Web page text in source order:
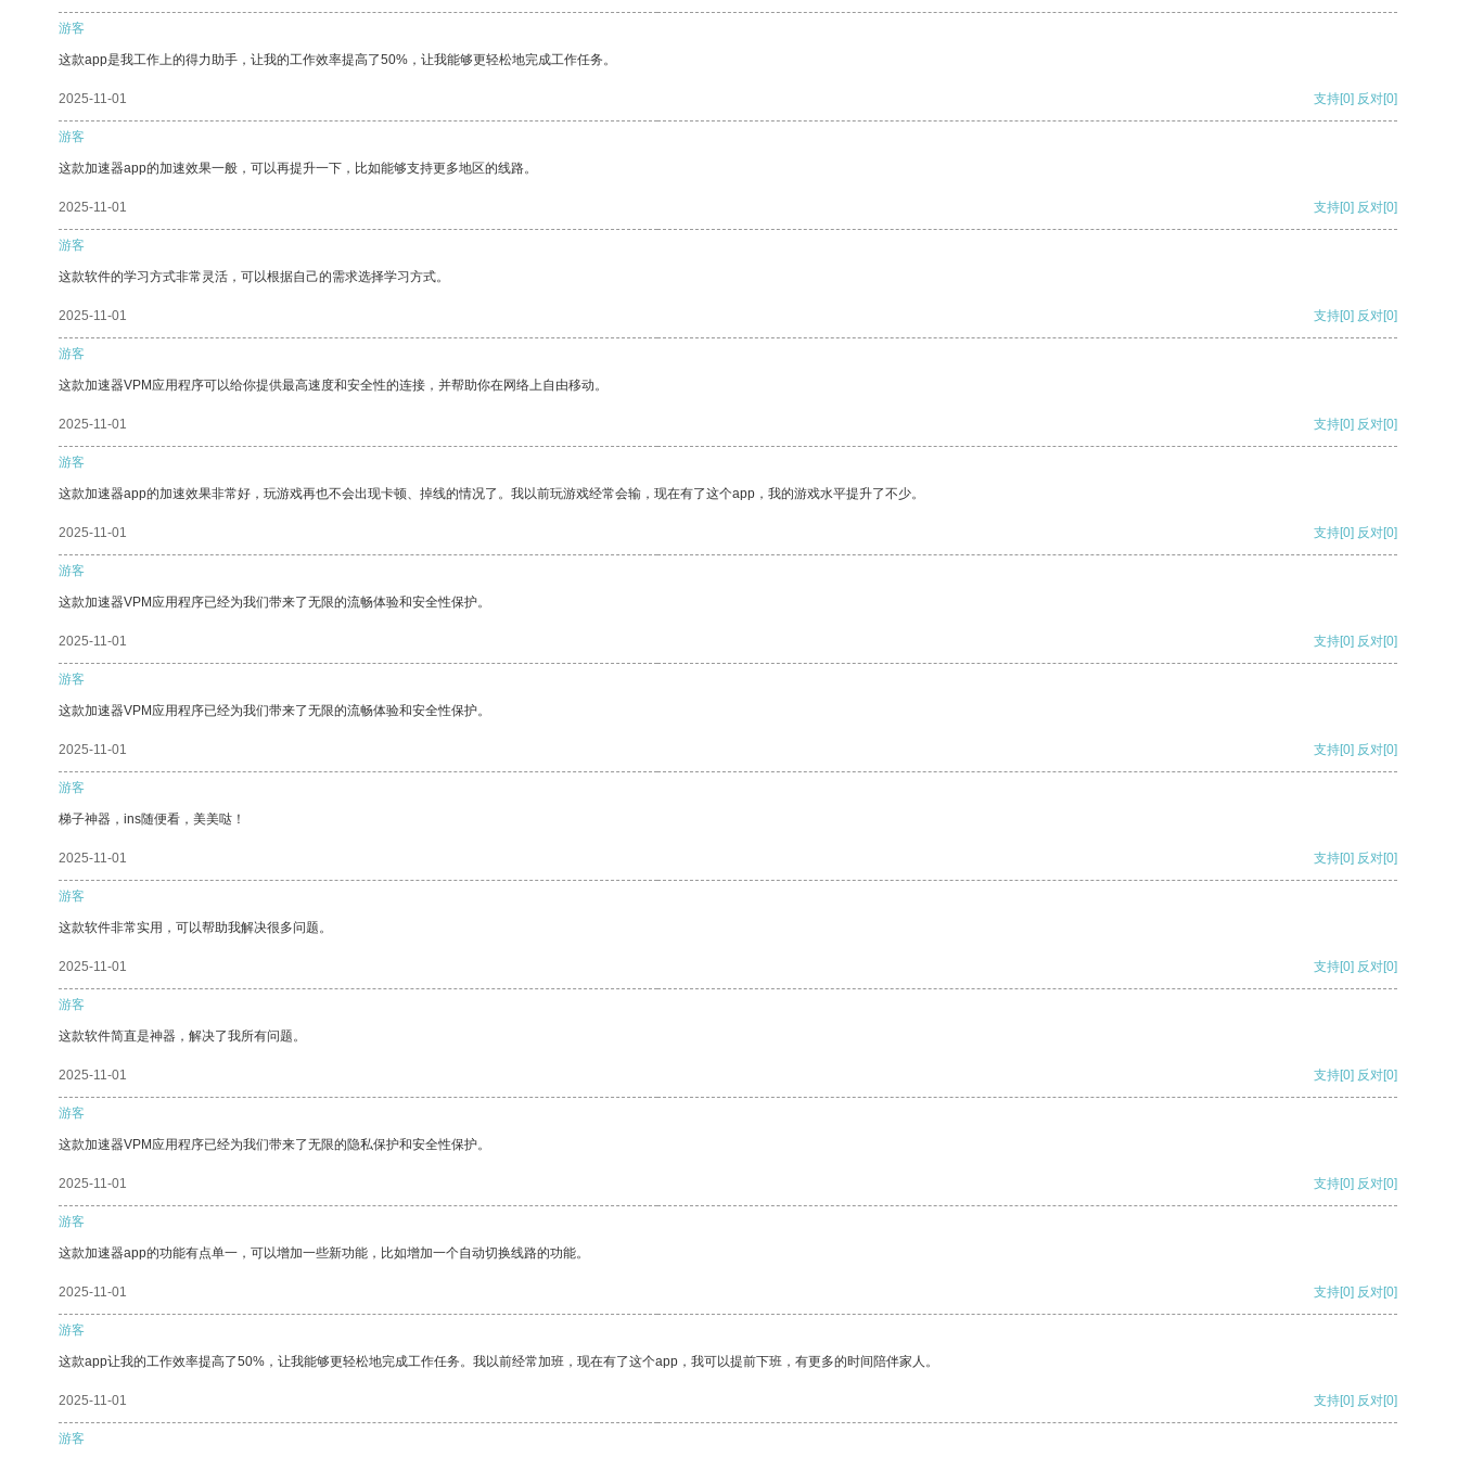
游客
这款app是我工作上的得力助手，让我的工作效率提高了50%，让我能够更轻松地完成工作任务。
2025-11-01 支持[0] 反对[0]
游客
这款加速器app的加速效果一般，可以再提升一下，比如能够支持更多地区的线路。
2025-11-01 支持[0] 反对[0]
游客
这款软件的学习方式非常灵活，可以根据自己的需求选择学习方式。
2025-11-01 支持[0] 反对[0]
游客
这款加速器VPM应用程序可以给你提供最高速度和安全性的连接，并帮助你在网络上自由移动。
2025-11-01 支持[0] 反对[0]
游客
这款加速器app的加速效果非常好，玩游戏再也不会出现卡顿、掉线的情况了。我以前玩游戏经常会输，现在有了这个app，我的游戏水平提升了不少。
2025-11-01 支持[0] 反对[0]
游客
这款加速器VPM应用程序已经为我们带来了无限的流畅体验和安全性保护。
2025-11-01 支持[0] 反对[0]
游客
这款加速器VPM应用程序已经为我们带来了无限的流畅体验和安全性保护。
2025-11-01 支持[0] 反对[0]
游客
梯子神器，ins随便看，美美哒！
2025-11-01 支持[0] 反对[0]
游客
这款软件非常实用，可以帮助我解决很多问题。
2025-11-01 支持[0] 反对[0]
游客
这款软件简直是神器，解决了我所有问题。
2025-11-01 支持[0] 反对[0]
游客
这款加速器VPM应用程序已经为我们带来了无限的隐私保护和安全性保护。
2025-11-01 支持[0] 反对[0]
游客
这款加速器app的功能有点单一，可以增加一些新功能，比如增加一个自动切换线路的功能。
2025-11-01 支持[0] 反对[0]
游客
这款app让我的工作效率提高了50%，让我能够更轻松地完成工作任务。我以前经常加班，现在有了这个app，我可以提前下班，有更多的时间陪伴家人。
2025-11-01 支持[0] 反对[0]
游客